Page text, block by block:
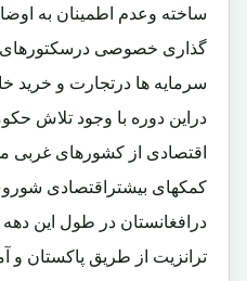
ساخته وعدم اطمینان به
گذاری خصوصی درسکتورهای
سرمایه ها درتجارت و خرید
دراین دوره با وجود تلاش
اقتصادی از کشورهای غربی
کمکهای بیشتراقتصادی
درافغانستان در طول این
ترانزیت از طریق پاکستان و